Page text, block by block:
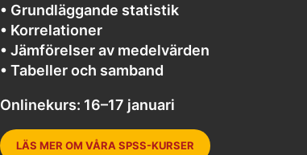
• Grundläggande statistik
• Korrelationer
• Jämförelser av medelvärden
• Tabeller och samband
Onlinekurs: 16–17 januari
LÄS MER OM VÅRA SPSS-KURSER